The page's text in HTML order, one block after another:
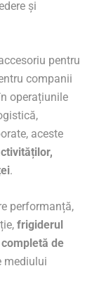
și
pentru
companii
operațiunile
aceste
.
performanță,
frigiderul
de
mediului